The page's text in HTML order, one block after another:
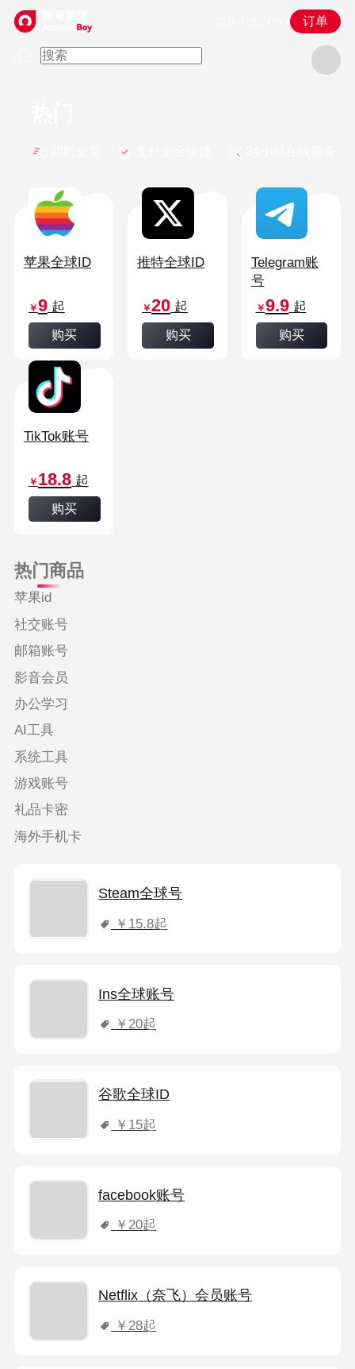
订单
苹果全球ID
￥9起
购买
推特全球ID
￥20 起
购买
Telegram账
号
￥9.9起
购买
TikTok账号
￥ 18.8起
购买
热门商品
苹果id
社交账号
邮箱账号
影音会员
办公学习
AI工具
系统工具
游戏账号
礼品卡密
海外手机卡
Steam全球号
￥15.8起
Ins全球账号
￥20起
谷歌全球ID
￥15起
facebook账号
￥20起
Netflix（奈飞）会员账号
￥28起